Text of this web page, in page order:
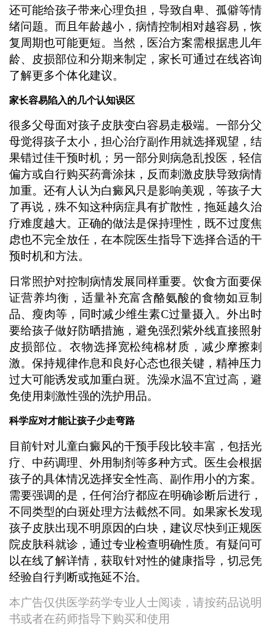
还可能给孩子带来心理负担，导致自卑、孤僻等情
绪问题。而且年龄越小，病情控制相对越容易，恢
复周期也可能更短。当然，医治方案需根据患儿年
龄、皮损部位和分期来制定，家长可通过在线咨询
了解更多个体化建议。
家长容易陷入的几个认知误区
很多父母面对孩子皮肤变白容易走极端。一部分父
母觉得孩子太小，担心治疗副作用就选择观望，结
果错过佳干预时机；另一部分则病急乱投医，轻信
偏方或自行购买药膏涂抹，反而刺激皮肤导致病情
加重。还有人认为白癜风只是影响美观，等孩子大
了再说，殊不知这种病症具有扩散性，拖延越久治
疗难度越大。正确的做法是保持理性，既不过度焦
虑也不完全放任，在本院医生指导下选择合适的干
预时机和方法。
日常照护对控制病情发展同样重要。饮食方面要保
证营养均衡，适量补充富含酪氨酸的食物如豆制
品、瘦肉等，同时减少维生素C过量摄入。外出时
要给孩子做好防晒措施，避免强烈紫外线直接照射
皮损部位。衣物选择宽松纯棉材质，减少摩擦刺
激。保持规律作息和良好心态也很关键，精神压力
过大可能诱发或加重白斑。洗澡水温不宜过高，避
免使用刺激性强的洗护用品。
科学应对才能让孩子少走弯路
目前针对儿童白癜风的干预手段比较丰富，包括光
疗、中药调理、外用制剂等多种方式。医生会根据
孩子的具体情况选择安全性高、副作用小的方案。
需要强调的是，任何治疗都应在明确诊断后进行，
不同类型的白斑处理方法截然不同。如果家长发现
孩子皮肤出现不明原因的白块，建议尽快到正规医
院皮肤科就诊，通过专业检查明确性质。有疑问可
以在线了解详情，获取针对性的健康指导，切忌凭
经验自行判断或拖延不治。
本广告仅供医学药学专业人士阅读，请按药品说明
书或者在药师指导下购买和使用